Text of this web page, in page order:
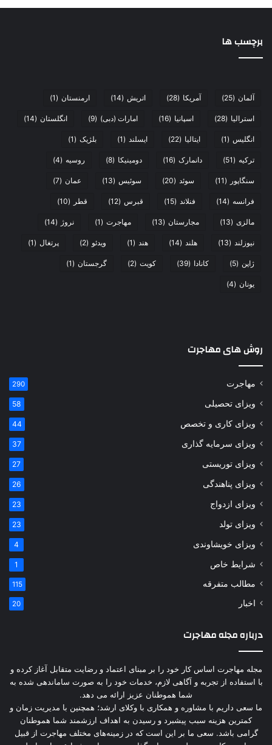
برچسب ها
آلمان (25) آمریکا (28) اتریش (14) ارمنستان (1)
استرالیا (28) اسپانیا (16) امارات (دبی) (9) انگلستان (14)
انگلیس (1) ایتالیا (22) ایسلند (1) بلژیک (1)
ترکیه (51) دانمارک (16) دومینیکا (8) روسیه (4)
سنگاپور (11) سوئد (20) سوئیس (13) عمان (7)
فرانسه (14) فنلاند (15) قبرس (12) قطر (10)
مالزی (13) مجارستان (13) مهاجرت (1) نروژ (14)
نیوزلند (13) هلند (14) هند (1) ویدئو (2) پرتغال (1)
ژاپن (5) کانادا (39) کویت (2) گرجستان (1)
یونان (4)
روش های مهاجرت
مهاجرت 290
ویزای تحصیلی 58
ویزای کاری و تخصص 44
ویزای سرمایه گذاری 37
ویزای توریستی 27
ویزای پناهندگی 26
ویزای ازدواج 23
ویزای تولد 23
ویزای خویشاوندی 4
شرایط خاص 1
مطالب متفرقه 115
اخبار 20
درباره مجله مهاجرت
مجله مهاجرت اساس کار خود را بر مبنای اعتماد و رضایت متقابل آغاز کرده و
با استفاده از تجربه و آگاهی لازم، خدمات خود را به صورت ساماندهی شده به
شما هموطنان عزیز ارائه می دهد.
ما سعی داریم با مشاوره و همکاری با وکلای ارشد؛ همچنین با مدیریت زمان و
کمترین هزینه سبب پیشبرد و رسیدن به اهداف ارزشمند شما هموطنان
گرامی باشد. سعی ما بر این است که در زمینه‌های مختلف مهاجرت از قبیل